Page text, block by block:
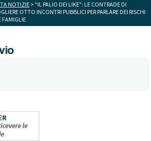
NOTIZIE > "IL PALIO DEI LIKE": LE CONTRADE DI
OTTO INCONTRI PUBBLICI PER PARLARE DEI RISCHI
FAMIGLIE